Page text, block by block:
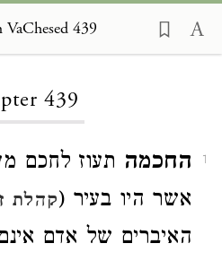
439
439
1 החכמה תעוז לחכם
אשר היו בעיר (קהלת
האיברים של אדם